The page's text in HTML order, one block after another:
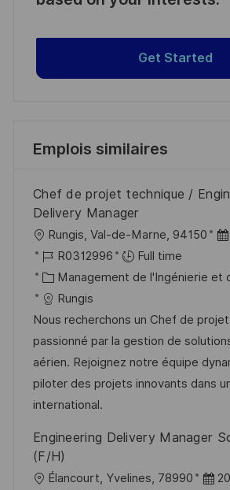
Get Started
Emplois similaires
Chef de projet technique /
Delivery Manager
o
c
a
l
i
s
a
t
o
Rungis, Val-de-Marne, 94150
D
t
d
’
a
f
c
R
é
f
é
r
e
n
c
d
R0312996
Full time
C
a
t
é
g
o
r
e
Management de l'Ingénierie et
Rungis
Nous recherchons un Chef de
passionné par la gestion de
aérien. Rejoignez notre équipe
piloter des projets innovants dans
international.
Engineering Delivery Manager
(F/H)
Élancourt, Yvelines, 78990
D